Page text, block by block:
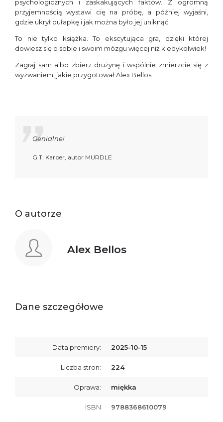
psychologicznych i zaskakujących faktów. Z ogromną
przyjemnością wystawi cię na próbę, a później wyjaśni,
gdzie ukrył pułapkę i jak można było jej uniknąć.
To nie tylko książka. To ekscytująca gra, dzięki której
dowiesz się o sobie i swoim mózgu więcej niż kiedykolwiek!
Zagraj sam albo zbierz drużynę i wspólnie zmierzcie się z
wyzwaniem, jakie przygotował Alex Bellos.
Genialne!
G.T. Karber, autor MURDLE
O autorze
Alex Bellos
Dane szczegółowe
Data premiery: 2025-10-15
Liczba stron: 224
Oprawa: miękka
ISBN 9788368610079